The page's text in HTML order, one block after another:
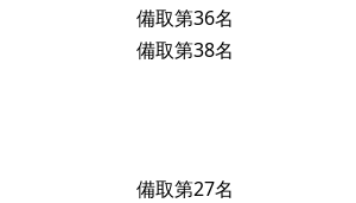
備取第36名
備取第38名
備取第27名